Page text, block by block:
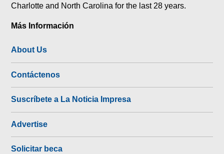
Charlotte and North Carolina for the last 28 years.
Más Información
About Us
Contáctenos
Suscríbete a La Noticia Impresa
Advertise
Solicitar beca